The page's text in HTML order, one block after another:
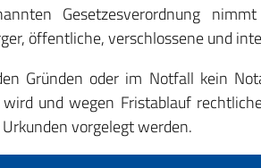
Gesetzesverordnung
öffentliche, verschlossene und
Gründen oder im Notfall kein
und wegen Fristablauf
vorgelegt werden.